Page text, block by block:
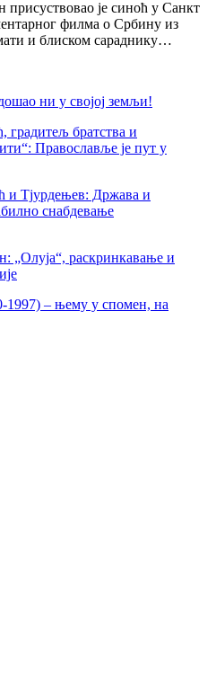
присуствовао је синоћ у Санкт
филма о Србину из
и блиском сараднику…
ни у својој земљи!
градитељ братства и
Православље је пут у
и Тјурдењев: Држава и
снабдевање
раскринкавање и
– њему у спомен, на